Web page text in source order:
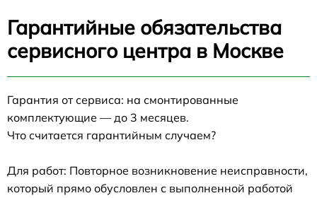
Гарантийные обязательства
сервисного центра в Москве
Гарантия от сервиса: на смонтированные
комплектующие — до 3 месяцев.
Что считается гарантийным случаем?
Для работ: Повторное возникновение неисправности,
который прямо обусловлен с выполненной работой